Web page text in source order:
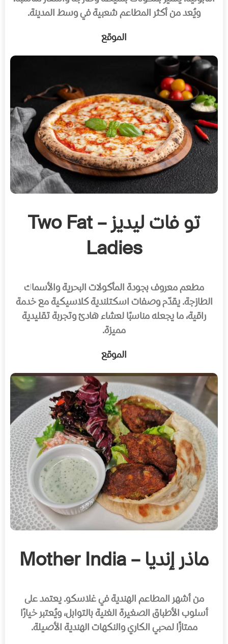
ويُعد من أكثر المطاعم شعبية في وسط المدينة.
الموقع
تو فات ليديز – Two Fat
Ladies
مطعم معروف بجودة المأكولات البحرية والأسماك
الطازجة. يقدّم وصفات اسكتلندية كلاسيكية مع خدمة
راقية، ما يجعله مناسبًا لعشاء هادئ وتجربة تقليدية
مميزة.
الموقع
ماذر إنديا – Mother India
من أشهر المطاعم الهندية في غلاسكو. يعتمد على
أسلوب الأطباق الصغيرة الغنية بالتوابل، ويُعتبر خيارًا
ممتازًا لمحبي الكاري والنكهات الهندية الأصيلة.